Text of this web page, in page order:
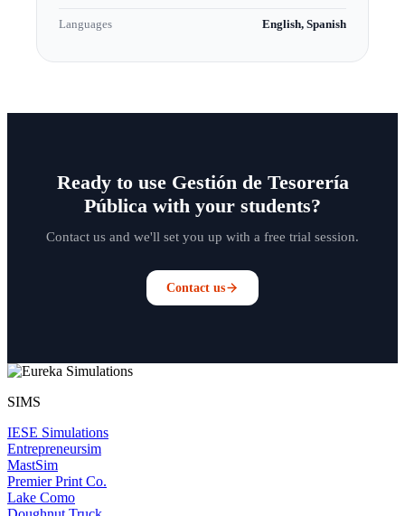
Languages English, Spanish
Ready to use Gestión de Tesorería
Pública with your students?
Contact us and we'll set you up with a free trial session.
Contact us
SIMS
IESE Simulations
Entrepreneursim
MastSim
Premier Print Co.
Lake Como